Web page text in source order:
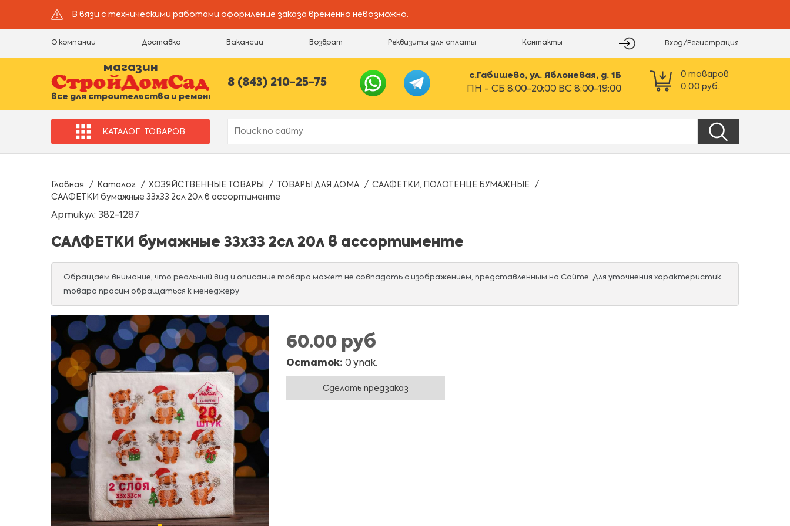
В вязи с техническими работами оформление заказа временно невозможно.
О компании Доставка Вакансии Возврат Реквизиты для оплаты Контакты Вход/Регистрация
магазин
все для строительства и ремонта
8 (843) 210-25-75
с.Габишево, ул. Яблоневая, д. 1Б
ПН - СБ 8:00-20:00 ВС 8:00-19:00
0 товаров
0.00 руб.
КАТАЛОГ ТОВАРОВ
Главная Каталог ХОЗЯЙСТВЕННЫЕ ТОВАРЫ ТОВАРЫ ДЛЯ ДОМА
САЛФЕТКИ, ПОЛОТЕНЦЕ БУМАЖНЫЕ
САЛФЕТКИ бумажные 33х33 2сл 20л в ассортименте
Артикул: 382-1287
САЛФЕТКИ бумажные 33х33 2сл 20л в ассортименте
Обращаем внимание, что реальный вид и описание товара может не совпадать с изображением, представленным на Сайте. Для уточнения характеристик
товара просим обращаться к менеджеру
60.00 руб
Остаток: 0 упак.
Сделать предзаказ